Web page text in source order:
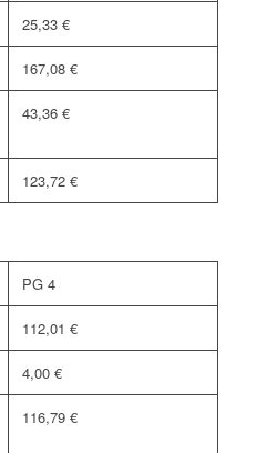
25,33 €
167,08 €
43,36 €
123,72 €
PG 4
112,01 €
4,00 €
116,79 €